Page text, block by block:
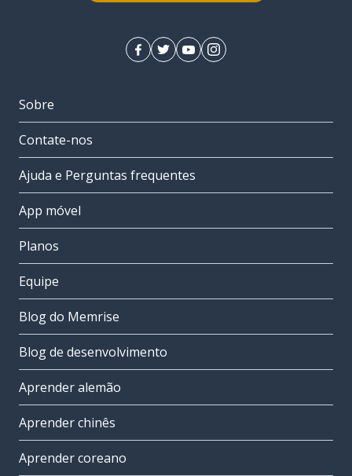
Sobre
Contate-nos
Ajuda e Perguntas frequentes
App móvel
Planos
Equipe
Blog do Memrise
Blog de desenvolvimento
Aprender alemão
Aprender chinês
Aprender coreano